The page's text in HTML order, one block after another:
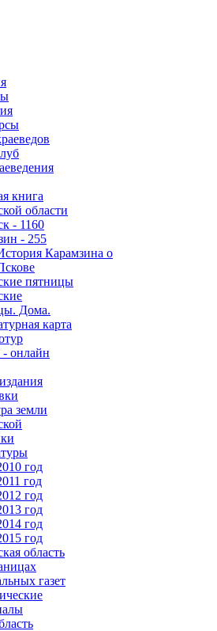
книга
области
- 1160
- 255
Карамзина о
пятницы
Дома.
карта
онлайн
земли
год
год
год
год
год
год
область
газет